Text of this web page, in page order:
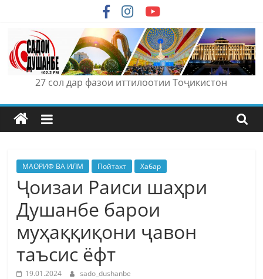
content
27 сол дар фазои иттилоотии Тоҷикистон
МАОРИФ ВА ИЛМ Пойтахт Хабар
Ҷоизаи Раиси шаҳри
Душанбе барои
муҳаққиқони ҷавон
таъсис ёфт
19.01.2024 sado_dushanbe